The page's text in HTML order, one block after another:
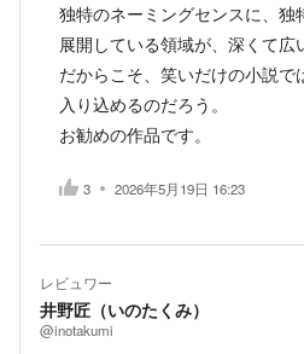
独特のネーミングセンスに、
展開している領域が、深くて広
だからこそ、笑いだけの小説で
入り込めるのだろう。
お勧めの作品です。
3 2026年5月19日 16:23
レビュワー
井野匠（いのたくみ）
@inotakumi